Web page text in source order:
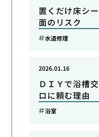
置くだけ床シ
面のリスク
水道修理
ＤＩＹで浴槽
ロに頼む理由
2026.01.16
浴室